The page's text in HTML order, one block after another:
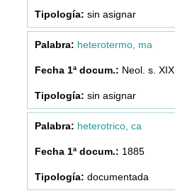
sin asignar
heterotermo, ma
Neol. s. XIX
sin asignar
heterotrico, ca
1885
documentada